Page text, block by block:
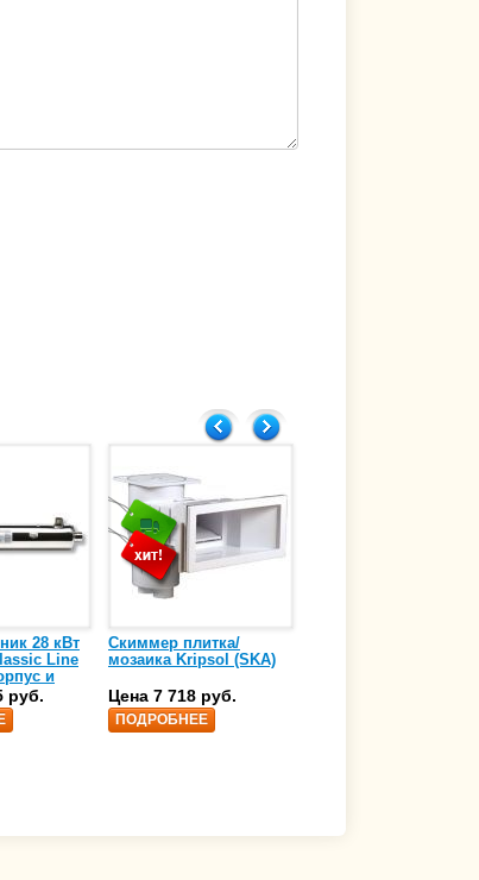
28 кВт
Line
и
(10 01
руб.
Скиммер плитка/
мозаика Kripsol (SKA)
Цена 7 718 руб.
ПОДРОБНЕЕ